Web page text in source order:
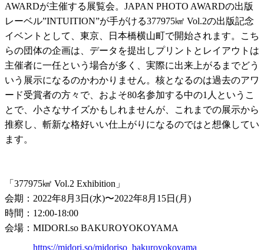
AWARDが主催する展覧会。JAPAN PHOTO AWARDの出版
レーベル”INTUITION”が手がける377975㎢ Vol.2の出版記念
イベントとして、東京、日本橋横山町で開始されます。こち
らの団体の企画は、データを提出しプリントとレイアウトは
主催者に一任という場合が多く、実際に出来上がるまでどう
いう展示になるのかわかりません。核となるのは過去のアワ
ード受賞者の方々で、およそ80名参加する中の1人というこ
とで、小さなサイズかもしれませんが、これまでの展示から
推察し、斬新な格好いい仕上がりになるのではと想像してい
ます。
「377975㎢ Vol.2 Exhibition」
会期：2022年8月3日(水)〜2022年8月15日(月)
時間：12:00-18:00
会場：MIDORI.so BAKUROYOKOYAMA
https://midori.so/midoriso_bakuroyokoyama